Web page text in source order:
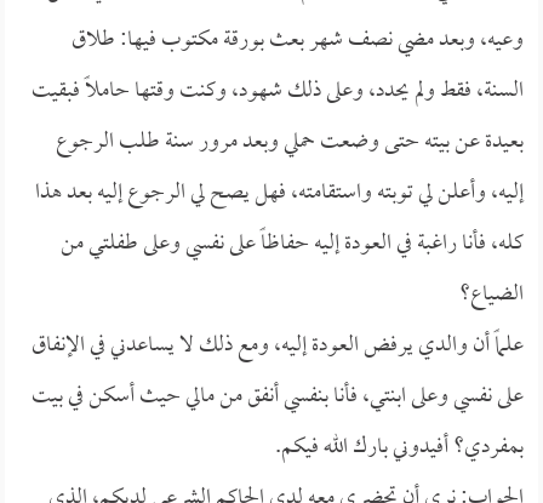
وعيه، وبعد مضي نصف شهر بعث بورقة مكتوب فيها: طلاق
السنة، فقط ولم يحدد، وعلى ذلك شهود، وكنت وقتها حاملاً فبقيت
بعيدة عن بيته حتى وضعت حملي وبعد مرور سنة طلب الرجوع
إليه، وأعلن لي توبته واستقامته، فهل يصح لي الرجوع إليه بعد هذا
كله، فأنا راغبة في العودة إليه حفاظاً على نفسي وعلى طفلتي من
الضياع؟
علماً أن والدي يرفض العودة إليه، ومع ذلك لا يساعدني في الإنفاق
على نفسي وعلى ابنتي، فأنا بنفسي أنفق من مالي حيث أسكن في بيت
بمفردي؟ أفيدوني بارك الله فيكم.